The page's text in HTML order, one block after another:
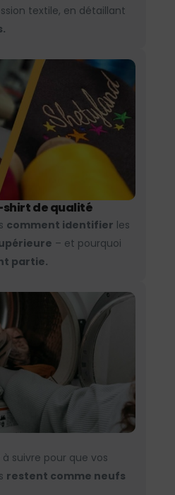
textile, en détaillant
de qualité
comment identifier les
– et pourquoi
partie.
à suivre pour que vos
restent comme neufs